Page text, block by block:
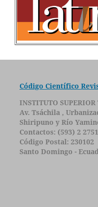
Código Científico
INSTITUTO
Av. Tsáchila ,
Shiripuno y Río
Contactos: (593) 2
Código Postal: 230102
Santo Domingo -